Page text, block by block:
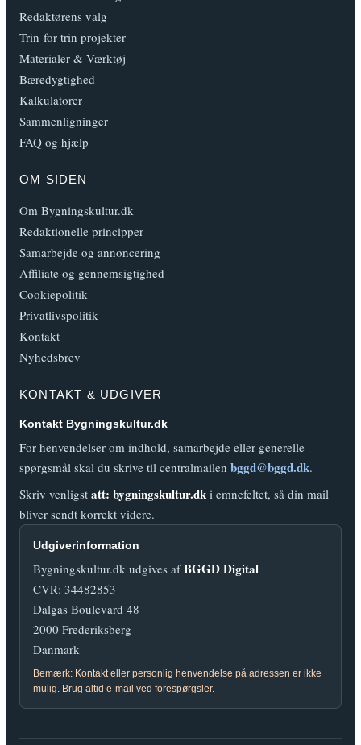
Redaktørens valg
Trin-for-trin projekter
Materialer & Værktøj
Bæredygtighed
Kalkulatorer
Sammenligninger
FAQ og hjælp
OM SIDEN
Om Bygningskultur.dk
Redaktionelle principper
Samarbejde og annoncering
Affiliate og gennemsigtighed
Cookiepolitik
Privatlivspolitik
Kontakt
Nyhedsbrev
KONTAKT & UDGIVER
Kontakt Bygningskultur.dk
For henvendelser om indhold, samarbejde eller generelle
spørgsmål skal du skrive til centralmailen bggd@bggd.dk.
Skriv venligst att: bygningskultur.dk i emnefeltet, så din mail
bliver sendt korrekt videre.
Udgiverinformation
Bygningskultur.dk udgives afBGGD Digital
CVR: 34482853
Dalgas Boulevard 48
2000 Frederiksberg
Danmark
Bemærk: Kontakt eller personlig henvendelse på adressen er ikke
mulig. Brug altid e-mail ved forespørgsler.